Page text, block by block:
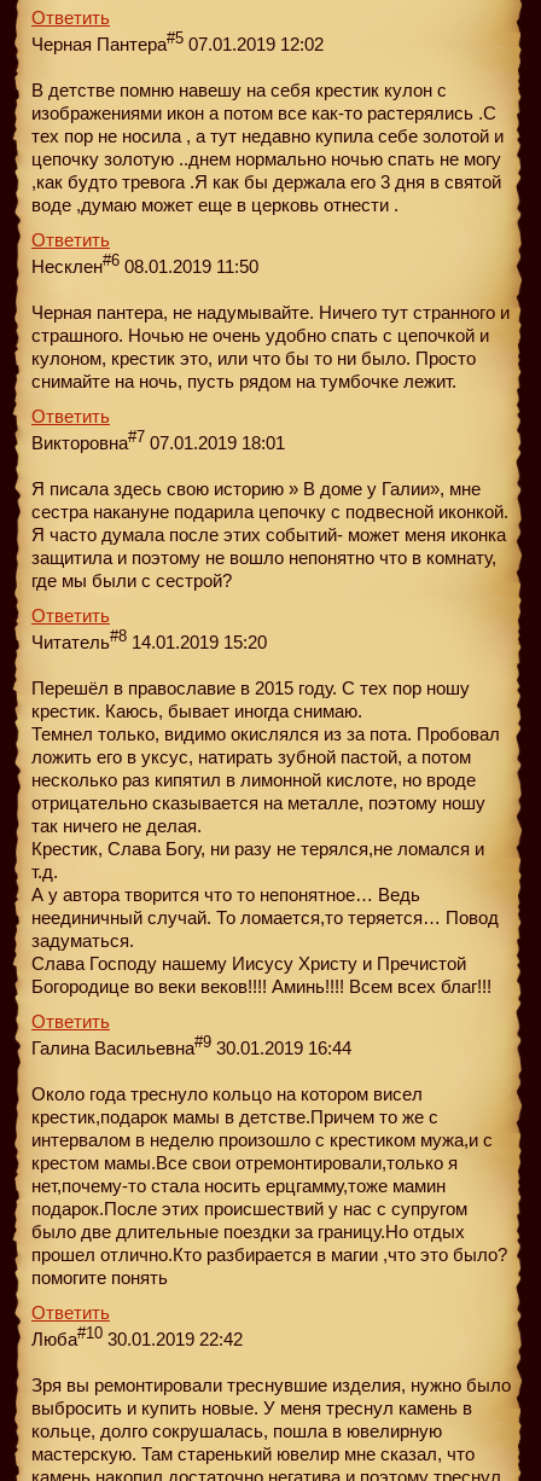
Ответить
Черная Пантера#5 07.01.2019 12:02
В детстве помню навешу на себя крестик кулон с
изображениями икон а потом все как-то растерялись .С
тех пор не носила , а тут недавно купила себе золотой и
цепочку золотую ..днем нормально ночью спать не могу
,как будто тревога .Я как бы держала его 3 дня в святой
воде ,думаю может еще в церковь отнести .
Ответить
Несклен#6 08.01.2019 11:50
Черная пантера, не надумывайте. Ничего тут странного и
страшного. Ночью не очень удобно спать с цепочкой и
кулоном, крестик это, или что бы то ни было. Просто
снимайте на ночь, пусть рядом на тумбочке лежит.
Ответить
Викторовна#7 07.01.2019 18:01
Я писала здесь свою историю » В доме у Галии», мне
сестра накануне подарила цепочку с подвесной иконкой.
Я часто думала после этих событий- может меня иконка
защитила и поэтому не вошло непонятно что в комнату,
где мы были с сестрой?
Ответить
Читатель#8 14.01.2019 15:20
Перешёл в православие в 2015 году. С тех пор ношу
крестик. Каюсь, бывает иногда снимаю.
Темнел только, видимо окислялся из за пота. Пробовал
ложить его в уксус, натирать зубной пастой, а потом
несколько раз кипятил в лимонной кислоте, но вроде
отрицательно сказывается на металле, поэтому ношу
так ничего не делая.
Крестик, Слава Богу, ни разу не терялся,не ломался и
т.д.
А у автора творится что то непонятное… Ведь
неединичный случай. То ломается,то теряется… Повод
задуматься.
Слава Господу нашему Иисусу Христу и Пречистой
Богородице во веки веков!!!! Аминь!!!! Всем всех благ!!!
Ответить
Галина Васильевна#9 30.01.2019 16:44
Около года треснуло кольцо на котором висел
крестик,подарок мамы в детстве.Причем то же с
интервалом в неделю произошло с крестиком мужа,и с
крестом мамы.Все свои отремонтировали,только я
нет,почему-то стала носить ерцгамму,тоже мамин
подарок.После этих происшествий у нас с супругом
было две длительные поездки за границу.Но отдых
прошел отлично.Кто разбирается в магии ,что это было?
помогите понять
Ответить
Люба#10 30.01.2019 22:42
Зря вы ремонтировали треснувшие изделия, нужно было
выбросить и купить новые. У меня треснул камень в
кольце, долго сокрушалась, пошла в ювелирную
мастерскую. Там старенький ювелир мне сказал, что
камень накопил достаточно негатива и поэтому треснул.